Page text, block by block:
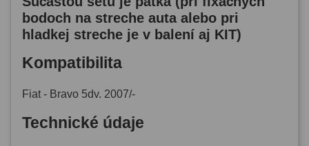
bodoch na streche auta alebo pri
hladkej streche je v balení aj KIT)
Kompatibilita
Fiat - Bravo 5dv. 2007/-
Technické údaje